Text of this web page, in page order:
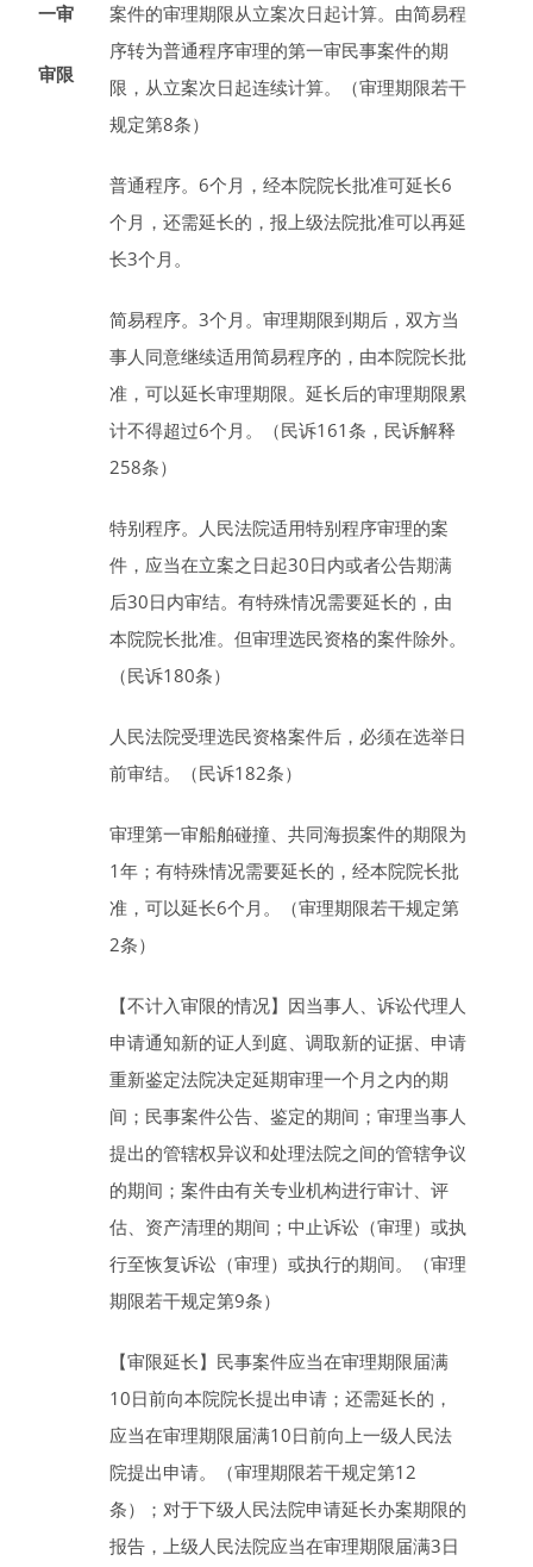
一审
审限
案件的审理期限从立案次日起计算。 由简易程
序转为普通程序审理的第一审民事案件的期
限，从立案次日起连续计算。（审理期限若干
规定第8条）
普通程序。 6个月 ，经本院院长批准可延长6
个月 ，还需延长的，报上级法院批准可以再延
长3个月 。
简易程序。3个月 。审理期限到期后，双方当
事人同意继续适用简易程序的，由本院院长批
准，可以延长审理期限。延长后的审理期限累
计不得超过6个月 。（民诉161条，民诉解释
258条）
特别程序。 人民法院适用特别程序审理的案
件，应当在立案之日起30日内或者公告期满
后30日内审结。有特殊情况需要延长的，由
本院院长批准。但审理选民资格的案件除外。
（民诉180条）
人民法院受理选民资格案件后，必须在选举日
前审结。（民诉182条）
审理第一审船舶碰撞、共同海损案件的期限为
1年 ；有特殊情况需要延长的，经本院院长批
准，可以延长6个月 。（审理期限若干规定第
2条）
【不计入审限的情况】 因当事人、诉讼代理人
申请通知新的证人到庭、调取新的证据、申请
重新鉴定法院决定延期审理一个月之内的期
间；民事案件公告、鉴定的期间；审理当事人
提出的管辖权异议和处理法院之间的管辖争议
的期间；案件由有关专业机构进行审计、评
估、资产清理的期间；中止诉讼（审理）或执
行至恢复诉讼（审理）或执行的期间。（审理
期限若干规定第9条）
【审限延长】 民事案件应当在审理期限届满
10日前向本院院长提出申请；还需延长的，
应当在审理期限届满10日前向上一级人民法
院提出申请。（审理期限若干规定第12
条）；对于下级人民法院申请延长办案期限的
报告，上级人民法院应当在审理期限届满3日